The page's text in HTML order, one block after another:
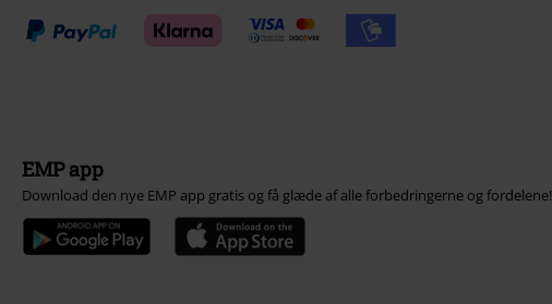
EMP app
Download den nye EMP app gratis og få glæde af alle forbedringerne og fordelene!